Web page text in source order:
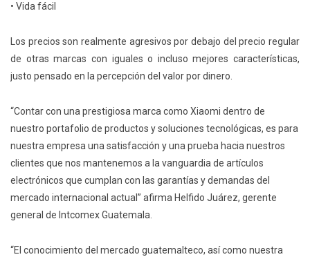
• Vida fácil
Los precios son realmente agresivos por debajo del precio regular
de otras marcas con iguales o incluso mejores características,
justo pensado en la percepción del valor por dinero.
“Contar con una prestigiosa marca como Xiaomi dentro de
nuestro portafolio de productos y soluciones tecnológicas, es para
nuestra empresa una satisfacción y una prueba hacia nuestros
clientes que nos mantenemos a la vanguardia de artículos
electrónicos que cumplan con las garantías y demandas del
mercado internacional actual” afirma Helfido Juárez, gerente
general de Intcomex Guatemala.
“El conocimiento del mercado guatemalteco, así como nuestra